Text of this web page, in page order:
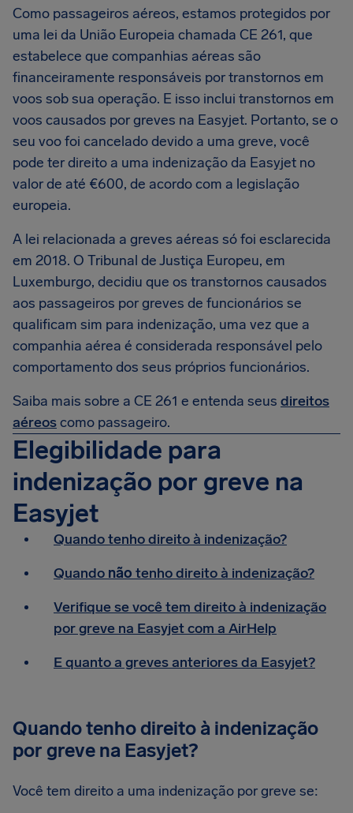
Como passageiros aéreos, estamos protegidos por
uma lei da União Europeia chamada CE 261, que
estabelece que companhias aéreas são
financeiramente responsáveis por transtornos em
voos sob sua operação. E isso inclui transtornos em
voos causados por greves na Easyjet. Portanto, se o
seu voo foi cancelado devido a uma greve, você
pode ter direito a uma indenização da Easyjet no
valor de até €600, de acordo com a legislação
europeia.
A lei relacionada a greves aéreas só foi esclarecida
em 2018. O Tribunal de Justiça Europeu, em
Luxemburgo, decidiu que os transtornos causados
aos passageiros por greves de funcionários se
qualificam sim para indenização, uma vez que a
companhia aérea é considerada responsável pelo
comportamento dos seus próprios funcionários.
Saiba mais sobre a CE 261 e entenda seus direitos
aéreoscomo passageiro.
Elegibilidade para
indenização por greve na
Easyjet
Quando tenho direito à indenização?
Quando não tenho direito à indenização?
Verifique se você tem direito à indenização
por greve na Easyjet com a AirHelp
E quanto a greves anteriores da Easyjet?
Quando tenho direito à indenização
por greve na Easyjet?
Você tem direito a uma indenização por greve se: